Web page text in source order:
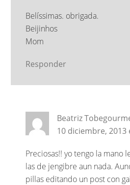
Belíssimas. obrigada.
Beijinhos
Mom
Responder
Beatriz
10 diciembre, 2013
Preciosas!! yo tengo la mano
las de jengibre aun nada.
pillas editando un post con